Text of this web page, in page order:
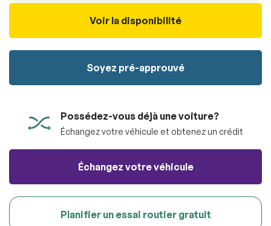
Voir la disponibilité
Soyez pré-approuvé
Possédez-vous déjà une voiture?
Échangez votre véhicule et obtenez un crédit
Échangez votre véhicule
Planifier un essai routier gratuit
RÉSERVER
Soumettre